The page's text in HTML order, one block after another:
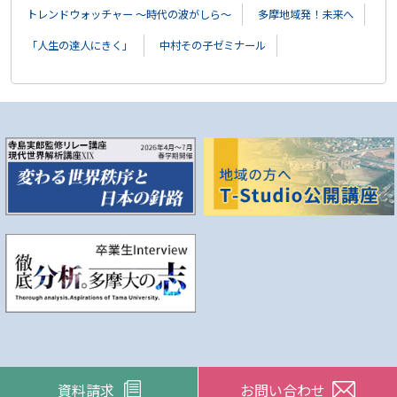
トレンドウォッチャー ～時代の波がしら～
多摩地域発！未来へ
「人生の達人にきく」
中村その子ゼミナール
資料請求 お問い合わせ